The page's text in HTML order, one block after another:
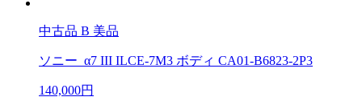
中古品 B 美品
ソニー α7 III ILCE-7M3 ボディ CA01-B6823-2P3
140,000円